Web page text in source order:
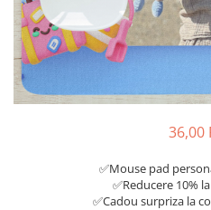
Tricouri Animalute
Tricouri Stari
Tricouri Gameri
Tricouri Mesaje Virale
36,00
✅Mouse pad
✅Reducere 10%
✅Cadou surpriza la